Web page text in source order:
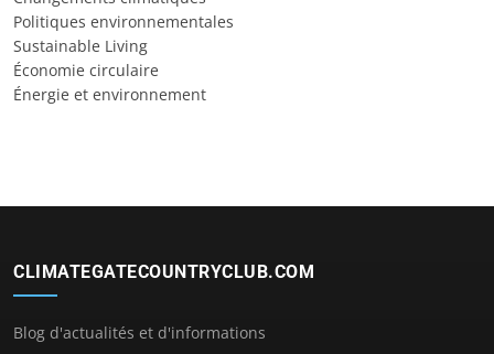
Politiques environnementales
Sustainable Living
Économie circulaire
Énergie et environnement
CLIMATEGATECOUNTRYCLUB.COM
Blog d'actualités et d'informations